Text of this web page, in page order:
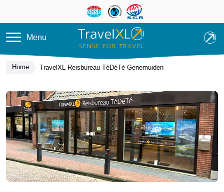
Overslaan en naar de inhoud
Menu
Home TravelXL Reisbureau TéDéTé Genemuiden